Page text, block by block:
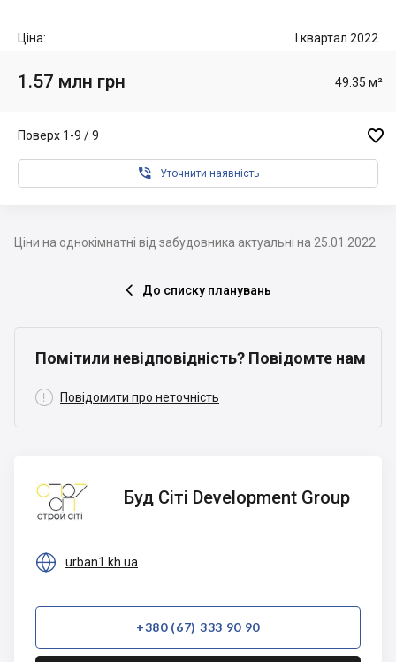
Ціна: I квартал 2022
1.57 млн грн 49.35 м²
Поверх 1-9 / 9 
 Уточнити наявність
Ціни на однокімнатні від забудовника актуальні на 25.01.2022
 До списку планувань
Помітили невідповідність? Повідомте нам
 Повідомити про неточність
Буд Сіті
Development
Group
Буд Сіті Development Group
 urban1.kh.ua
+380 (67) 333 90 90